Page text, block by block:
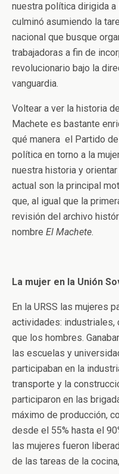
nuestra política dirigida a
culminó asumiendo la
nacional que busque
trabajadoras a fin de
revolucionario bajo la
vanguardia.
Voltear a ver la historia
Machete es bastante
qué manera el Partido
política en torno a la
nuestra historia y
actual son la principal
que, al igual que la
revisión del archivo
nombre El Machete.
La mujer en la Unión
En la URSS las mujeres
actividades: industriales,
que los hombres.
las escuelas y
participaban en la
transporte y la
participaron en las
máximo de producción,
desde el 55% hasta el
las mujeres fueron
de las tareas de la